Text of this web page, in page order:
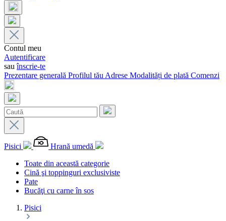
Contul meu
Autentificare
sauînscrie-te
Prezentare generală Profilul tău Adrese Modalități de plată Comenzi
Pisici
Hrană umedă
Toate din această categorie
Cină şi toppinguri exclusiviste
Pate
Bucăţi cu carne în sos
Pisici